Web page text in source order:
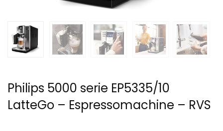
Philips 5000 serie EP5335/10
LatteGo – Espressomachine – RVS